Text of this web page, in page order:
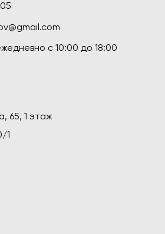
c 10:00 до 18:00
65, 1 этаж
1